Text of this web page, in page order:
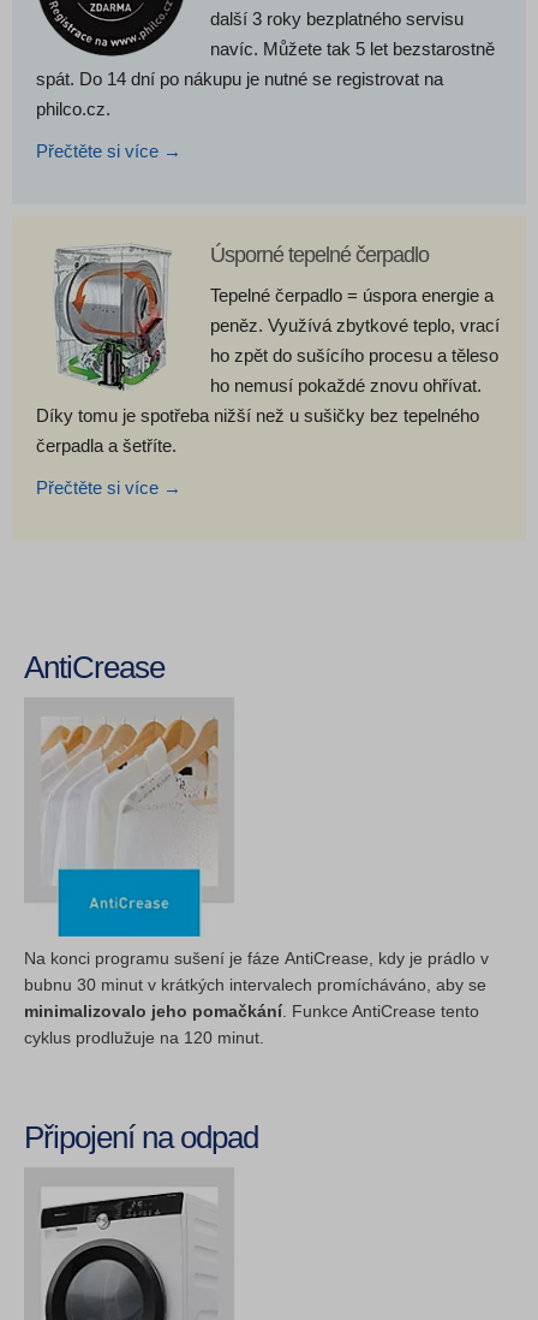
další 3 roky bezplatného servisu
navíc. Můžete tak 5 let bezstarostně
spát. Do 14 dní po nákupu je nutné se registrovat na
philco.cz.
Přečtěte si více →
Úsporné tepelné čerpadlo
Tepelné čerpadlo = úspora energie a
peněz. Využívá zbytkové teplo, vrací
ho zpět do sušícího procesu a těleso
ho nemusí pokaždé znovu ohřívat.
Díky tomu je spotřeba nižší než u sušičky bez tepelného
čerpadla a šetříte.
Přečtěte si více →
AntiCrease
Na konci programu sušení je fáze AntiCrease, kdy je prádlo v
bubnu 30 minut v krátkých intervalech promícháváno, aby se
minimalizovalo jeho pomačkání. Funkce AntiCrease tento
cyklus prodlužuje na 120 minut.
Připojení na odpad